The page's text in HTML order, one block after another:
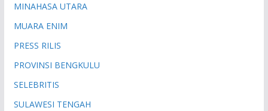
MINAHASA UTARA
MUARA ENIM
PRESS RILIS
PROVINSI BENGKULU
SELEBRITIS
SULAWESI TENGAH